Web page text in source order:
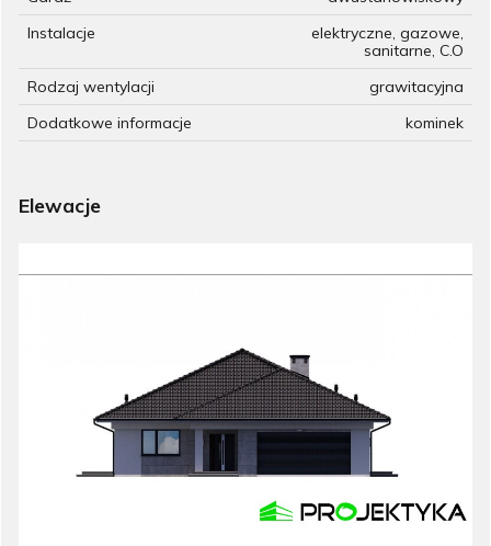
Instalacje
elektryczne, gazowe,
sanitarne, C.O
Rodzaj wentylacji
grawitacyjna
Dodatkowe informacje
kominek
Elewacje